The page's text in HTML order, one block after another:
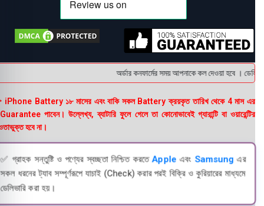
অর্ডার কনফার্মের সময় আপনাকে কল দেওয়া হবে ।
Battery ১৮ মাসের এবং বাকি সকল Battery ক্রয়কৃত তারিখ থেকে 4 মাস এর
পাবেন। উল্লেখ্য, ব্যাটারি ফুলে গেলে তা কোনোভাবেই গ্যারান্টি বা ওয়ারেন্টির
হবে না।
✅ গ্রাহক সন্তুষ্টি ও পণ্যের স্বচ্ছতা নিশ্চিত করতেAppleএবং Samsungএর
সকল ধরনের ট্যাব সম্পূর্ণরূপে যাচাই (Check) করার পরই বিক্রি ও কুরিয়ারের মাধ্যমে
ডেলিভারি করা হয়।